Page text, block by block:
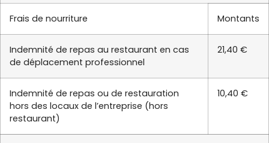
Frais de nourriture Montants
Indemnité de repas au restaurant en cas
de déplacement professionnel
21,40 €
Indemnité de repas ou de restauration
hors des locaux de l’entreprise (hors
restaurant)
10,40 €